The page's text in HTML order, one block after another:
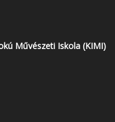
Művészeti Iskola (KIMI)